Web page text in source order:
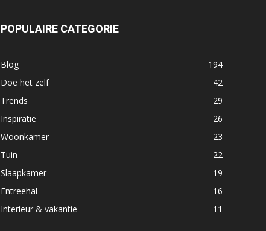
POPULAIRE CATEGORIE
Blog
194
Doe het zelf
42
Trends
29
Inspiratie
26
Woonkamer
23
Tuin
22
Slaapkamer
19
Entreehal
16
Interieur & vakantie
11